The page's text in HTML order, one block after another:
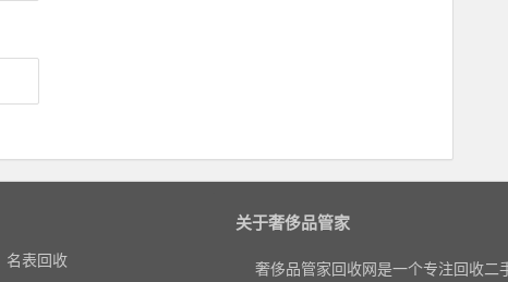
名表回收
关于奢侈品管家
奢侈品管家回收网是一个专注回收二